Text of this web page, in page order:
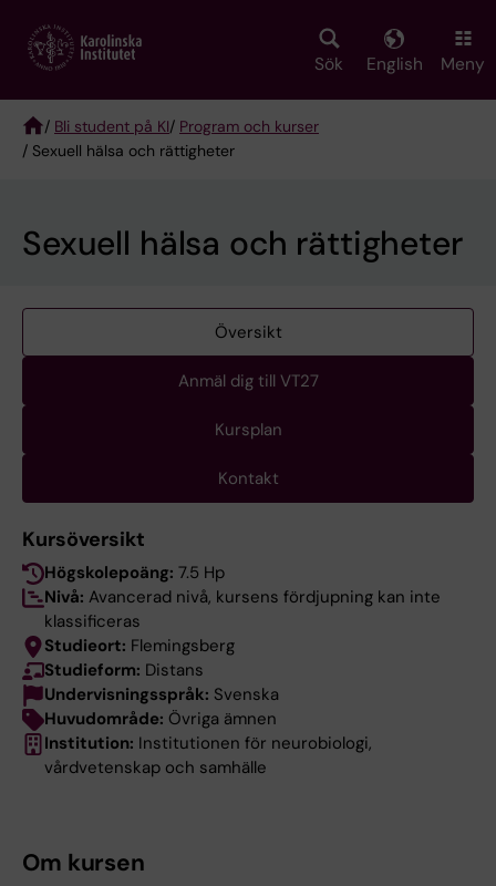
main
Sök English Meny
Breadcrumb
/ Bli student på KI/ Program och kurser
/ Sexuell hälsa och rättigheter
Sexuell hälsa och rättigheter
Översikt
Anmäl dig till VT27
Kursplan
Kontakt
Kursöversikt
Högskolepoäng: 7.5 Hp
Nivå: Avancerad nivå, kursens fördjupning kan inte
klassificeras
Studieort: Flemingsberg
Studieform: Distans
Undervisningsspråk: Svenska
Huvudområde: Övriga ämnen
Institution: Institutionen för neurobiologi,
vårdvetenskap och samhälle
Om kursen